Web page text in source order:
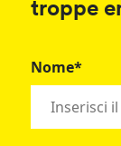
troppe
Nome*